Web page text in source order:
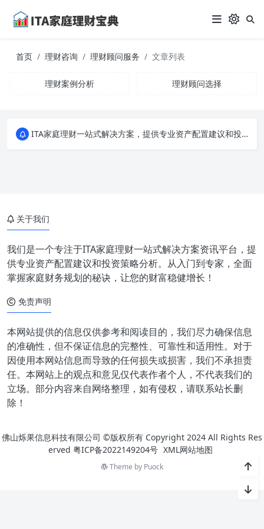
首页 理财咨询 理财顾问服务 文章列表
理财案例分析 理财顾问选择
ITA家庭理财一站式解决方案，提供专业资产配置建议和投资策略分析。从入门到专家，全面掌握家庭财务规划的秘诀，让您的财富稳健增长！
关于我们
我们是一个专注于ITA家庭理财一站式解决方案资讯平台，提
供专业资产配置建议和投资策略分析。从入门到专家，全面
掌握家庭财务规划的秘诀，让您的财富稳健增长！
免责声明
本网站提供的信息仅供参考和阅读目的，我们尽力确保信息
的准确性，但不保证信息的完整性、可靠性和适用性。对于
因使用本网站信息而导致的任何损失或损害，我们不承担责
任。本网站上的观点和意见仅代表作者个人，不代表我们的
立场。部分内容来自网络整理，如有侵权，请联系站长删
除！
佛山烁果信息科技有限公司 ©版权所有 Copyright 2024 All Rights Res
erved 粤ICP备2022149204号 XML网站地图
Theme by Puock